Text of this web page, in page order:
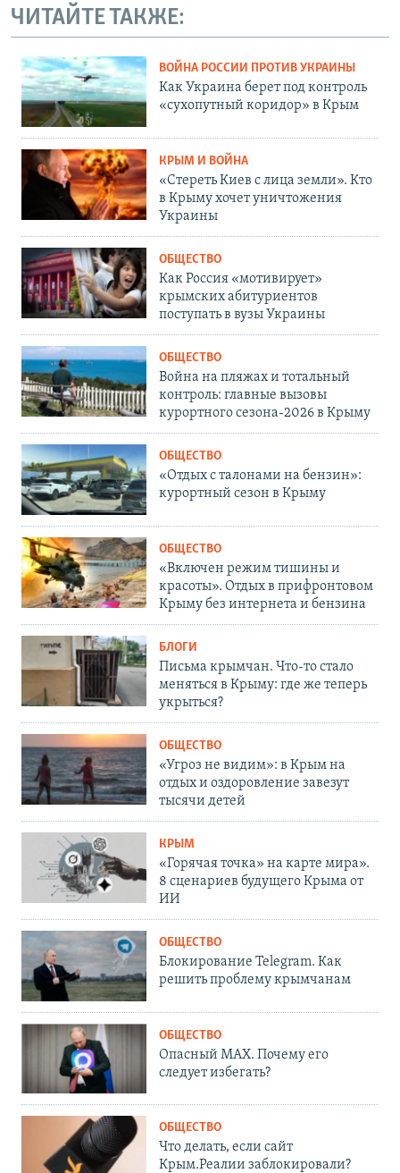
ЧИТАЙТЕ ТАКЖЕ:
ВОЙНА РОССИИ ПРОТИВ УКРАИНЫ
Как Украина берет под контроль
«сухопутный коридор» в Крым
КРЫМ И ВОЙНА
«Стереть Киев с лица земли». Кто
в Крыму хочет уничтожения
Украины
ОБЩЕСТВО
Как Россия «мотивирует»
крымских абитуриентов
поступать в вузы Украины
ОБЩЕСТВО
Война на пляжах и тотальный
контроль: главные вызовы
курортного сезона-2026 в Крыму
ОБЩЕСТВО
«Отдых с талонами на бензин»:
курортный сезон в Крыму
ОБЩЕСТВО
«Включен режим тишины и
красоты». Отдых в прифронтовом
Крыму без интернета и бензина
БЛОГИ
Письма крымчан. Что-то стало
меняться в Крыму: где же теперь
укрыться?
ОБЩЕСТВО
«Угроз не видим»: в Крым на
отдых и оздоровление завезут
тысячи детей
КРЫМ
«Горячая точка» на карте мира».
8 сценариев будущего Крыма от
ИИ
ОБЩЕСТВО
Блокирование Telegram. Как
решить проблему крымчанам
ОБЩЕСТВО
Опасный MAX. Почему его
следует избегать?
ОБЩЕСТВО
Что делать, если сайт
Крым.Реалии заблокировали?